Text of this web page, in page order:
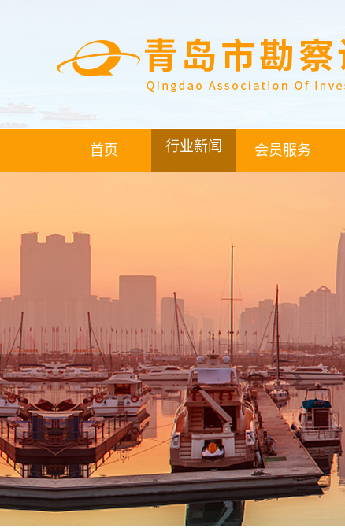
首页 行业新闻 会员服务